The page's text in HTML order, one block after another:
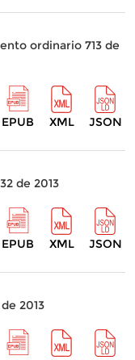
ordinario 713 de
EPUB XML JSON
de 2013
EPUB XML JSON
2013